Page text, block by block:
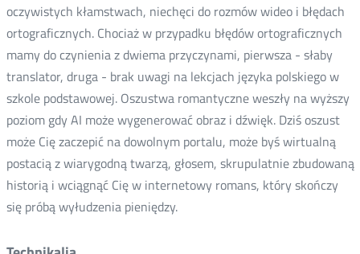
oczywistych kłamstwach, niechęci do rozmów wideo i błędach
ortograficznych. Chociaż w przypadku błędów ortograficznych
mamy do czynienia z dwiema przyczynami, pierwsza - słaby
translator, druga - brak uwagi na lekcjach języka polskiego w
szkole podstawowej. Oszustwa romantyczne weszły na wyższy
poziom gdy AI może wygenerować obraz i dźwięk. Dziś oszust
może Cię zaczepić na dowolnym portalu, może byś wirtualną
postacią z wiarygodną twarzą, głosem, skrupulatnie zbudowaną
historią i wciągnąć Cię w internetowy romans, który skończy
się próbą wyłudzenia pieniędzy.